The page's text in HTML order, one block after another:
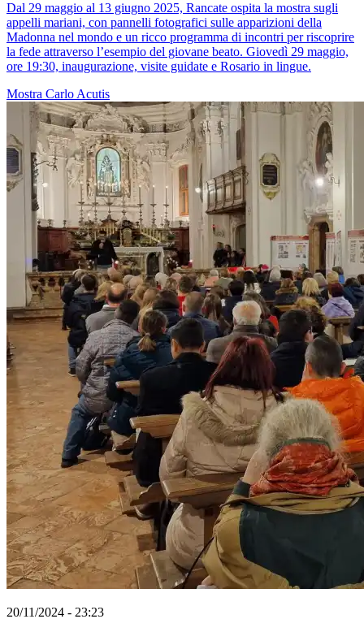
Dal 29 maggio al 13 giugno 2025, Rancate ospita la mostra sugli
appelli mariani, con pannelli fotografici sulle apparizioni della
Madonna nel mondo e un ricco programma di incontri per riscoprire
la fede attraverso l’esempio del giovane beato. Giovedì 29 maggio,
ore 19:30, inaugurazione, visite guidate e Rosario in lingue.
Mostra Carlo Acutis
20/11/2024 - 23:23